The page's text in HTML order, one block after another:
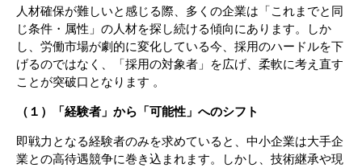
人材確保が難しいと感じる際、多くの企業は「これまでと同
じ条件・属性」の人材を探し続ける傾向にあります。しか
し、労働市場が劇的に変化している今、採用のハードルを下
げるのではなく、「採用の対象者」を広げ、柔軟に考え直す
ことが突破口となります 。
（１）「経験者」から「可能性」へのシフト
即戦力となる経験者のみを求めていると、中小企業は大手企
業との高待遇競争に巻き込まれます。しかし、技術継承や現